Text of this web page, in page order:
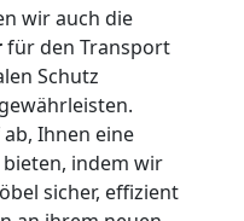
wir auch die
für den Transport
Schutz
Ihnen eine
indem wir
sicher, effizient